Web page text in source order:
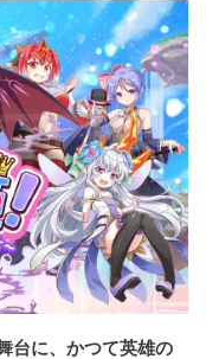
台に、かつて英雄の